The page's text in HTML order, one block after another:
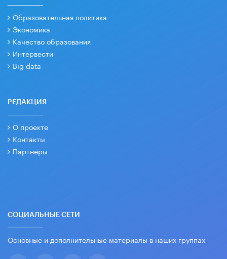
Образовательная политика
Экономика
Качество образования
Интервести
Big data
РЕДАКЦИЯ
О проекте
Контакты
Партнеры
СОЦИАЛЬНЫЕ СЕТИ
Основные и дополнительные материалы в наших группах